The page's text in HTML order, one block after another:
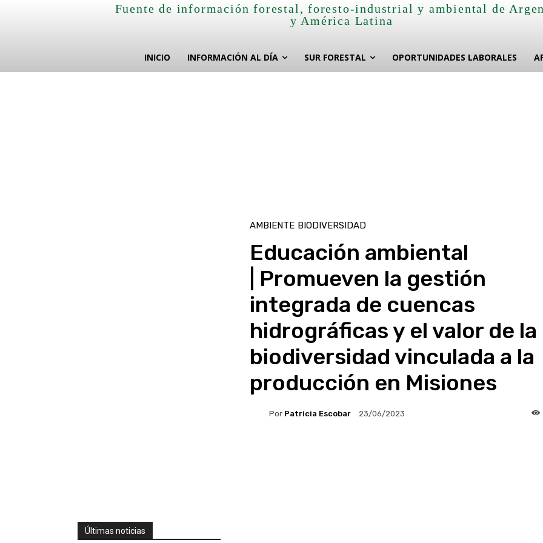
Fuente de información forestal, foresto-industrial y ambiental de
y América Latina
INICIO INFORMACIÓN AL DÍA SUR FORESTAL OPORTUNIDADES LABORALES
Últimas noticias
AMBIENTE BIODIVERSIDAD
Educación ambiental
| Promueven la gestión
integrada de cuencas
hidrográficas y el valor de la
biodiversidad vinculada a la
producción en Misiones
Por Patricia Escobar 23/06/2023